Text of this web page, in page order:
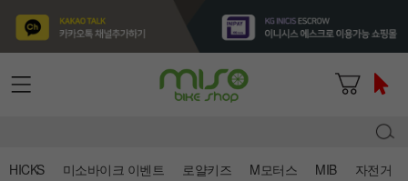
HICKS 미소바이크 이벤트 로얄키즈 M모터스 MIB 자전거